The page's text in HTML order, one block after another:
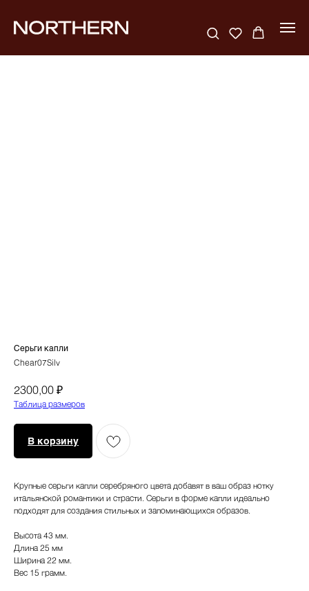
Серьги капли
Chear07Silv
2300,00 ₽
Таблица размеров
В корзину
Крупные серьги капли серебряного цвета добавят в ваш образ нотку
итальянской романтики и страсти. Серьги в форме капли идеально
подходят для создания стильных и запоминающихся образов.
Высота 43 мм.
Длина 25 мм
Ширина 22 мм.
Вес 15 грамм.